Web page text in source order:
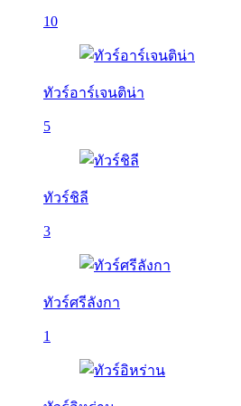
10
ทัวร์อาร์เจนติน่า
5
ทัวร์ชิลี
3
ทัวร์ศรีลังกา
1